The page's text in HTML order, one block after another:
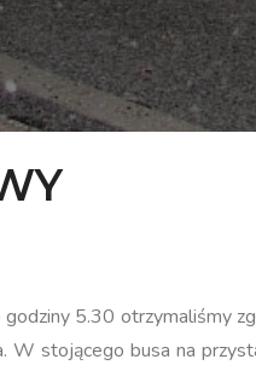
5.30 otrzymaliśmy
W stojącego busa na